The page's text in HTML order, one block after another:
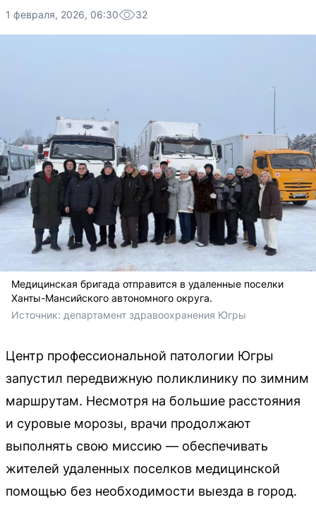
1 февраля, 2026, 06:30 32
Медицинская бригада отправится в удаленные поселки
Ханты-Мансийского автономного округа.
Источник: департамент здравоохранения Югры
Центр профессиональной патологии Югры
запустил передвижную поликлинику по зимним
маршрутам. Несмотря на большие расстояния
и суровые морозы, врачи продолжают
выполнять свою миссию — обеспечивать
жителей удаленных поселков медицинской
помощью без необходимости выезда в город.